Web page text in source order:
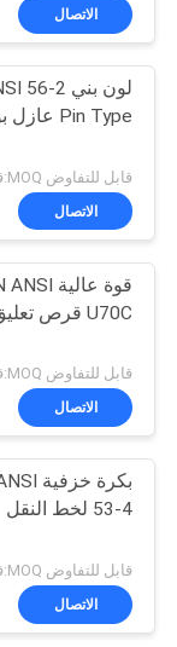
مراقبة
الجودة
اتصل
أخبار
الموقع
PRIVACY
POLICY
عازل
33
93
24
الاتصال
Pin Type عازل بورسلين
الاتصال
U70C قرص تعليق عازل
الاتصال
53-4 لخط النقل
الاتصال